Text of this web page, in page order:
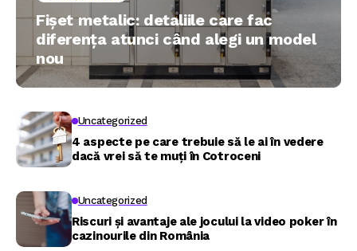
Fișet metalic: detaliile care fac
diferența atunci când alegi un model
nou
Uncategorized
4 aspecte pe care trebuie să le ai în vedere
dacă vrei să te muți în Cotroceni
Uncategorized
Riscuri și avantaje ale jocului la video poker în
cazinourile din România